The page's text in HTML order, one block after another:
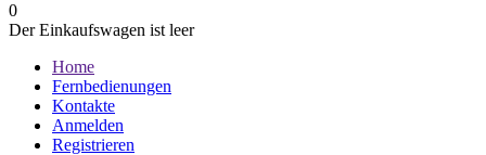
0
Der Einkaufswagen ist leer
Home
Fernbedienungen
Kontakte
Anmelden
Registrieren